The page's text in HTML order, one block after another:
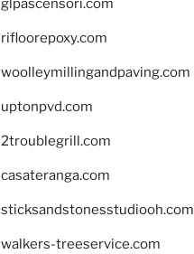
glpascensori.com
rifloorepoxy.com
woolleymillingandpaving.com
uptonpvd.com
2troublegrill.com
casateranga.com
sticksandstonesstudiooh.com
walkers-treeservice.com